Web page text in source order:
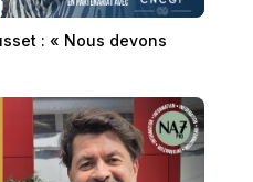
: « Nous devons